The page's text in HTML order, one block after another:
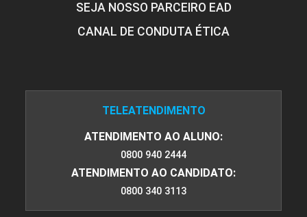
SEJA NOSSO PARCEIRO EAD
CANAL DE CONDUTA ÉTICA
TELEATENDIMENTO
ATENDIMENTO AO ALUNO:
0800 940 2444
ATENDIMENTO AO CANDIDATO:
0800 340 3113